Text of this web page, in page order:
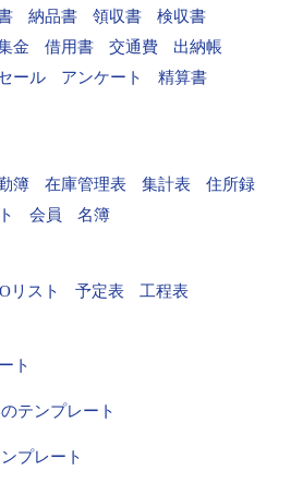
納品書 領収書
検収書
金 借用書 交通費
出納帳
ール アンケート
精算書
簿 在庫管理表 集計表
住所録
会員 名簿
リスト 予定表
工程表
ト
テンプレート
プレート